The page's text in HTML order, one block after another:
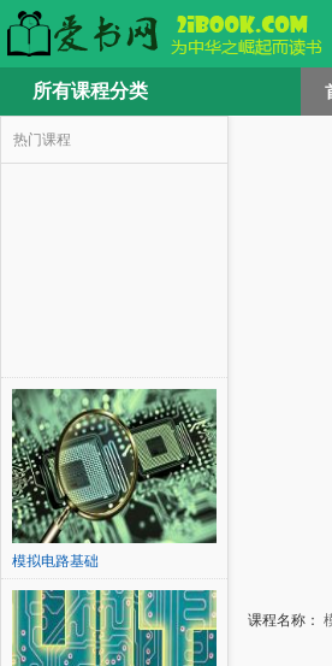
所有课程分类
热门课程
模拟电路基础
课程名称：